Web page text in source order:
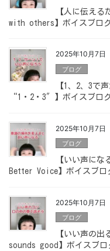
【人に伝え
with others】ボイスブロ
2025年10月7日
ブログ
【1、2、3
“1・2・3″】ボイスブロ
2025年10月7日
ブログ
【いい声に
Better Voice】ボイスブロ
2025年10月7日
ブログ
【いい声の
sounds good】ボイスブロ